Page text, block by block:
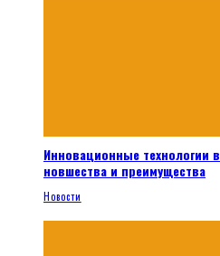
Инновационные технологии
новшества и преимущества
Новости